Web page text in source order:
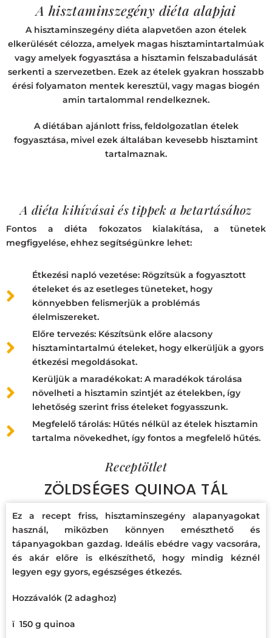
A hisztaminszegény diéta alapjai
A hisztaminszegény diéta alapvetően azon ételek
elkerülését célozza, amelyek magas hisztamintartalmúak
vagy amelyek fogyasztása a hisztamin felszabadulását
serkenti a szervezetben. Ezek az ételek gyakran hosszabb
érési folyamaton mentek keresztül, vagy magas biogén
amin tartalommal rendelkeznek.
A diétában ajánlott friss, feldolgozatlan ételek
fogyasztása, mivel ezek általában kevesebb hisztamint
tartalmaznak.
A diéta kihívásai és tippek a betartásához
Fontos a diéta fokozatos kialakítása, a tünetek
megfigyelése, ehhez segítségünkre lehet:
Étkezési napló vezetése: Rögzítsük a fogyasztott
ételeket és az esetleges tüneteket, hogy
könnyebben felismerjük a problémás
élelmiszereket.
Előre tervezés: Készítsünk előre alacsony
hisztamintartalmú ételeket, hogy elkerüljük a gyors
étkezési megoldásokat.
Kerüljük a maradékokat: A maradékok tárolása
növelheti a hisztamin szintjét az ételekben, így
lehetőség szerint friss ételeket fogyasszunk.
Megfelelő tárolás: Hűtés nélkül az ételek hisztamin
tartalma növekedhet, így fontos a megfelelő hűtés.
Receptötlet
ZÖLDSÉGES QUINOA TÁL
Ez a recept friss, hisztaminszegény alapanyagokat
használ, miközben könnyen emészthető és
tápanyagokban gazdag. Ideális ebédre vagy vacsorára,
és akár előre is elkészíthető, hogy mindig kéznél
legyen egy gyors, egészséges étkezés.
Hozzávalók (2 adaghoz)
ï 150 g quinoa